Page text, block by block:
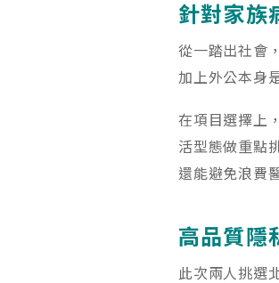
針對家族
從一踏出社會
加上外公本身
在項目選擇上
活型態做重點
還能避免浪費
高品質隱
此次兩人挑選